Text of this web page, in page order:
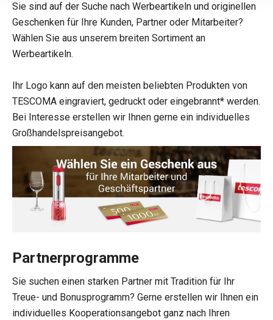
Sie sind auf der Suche nach Werbeartikeln und originellen
Geschenken für Ihre Kunden, Partner oder Mitarbeiter?
Wählen Sie aus unserem breiten Sortiment an
Werbeartikeln.
Ihr Logo kann auf den meisten beliebten Produkten von
TESCOMA eingraviert, gedruckt oder eingebrannt* werden.
Bei Interesse erstellen wir Ihnen gerne ein individuelles
Großhandelspreisangebot.
Partnerprogramme
Sie suchen einen starken Partner mit Tradition für Ihr
Treue- und Bonusprogramm? Gerne erstellen wir Ihnen ein
individuelles Kooperationsangebot ganz nach Ihren